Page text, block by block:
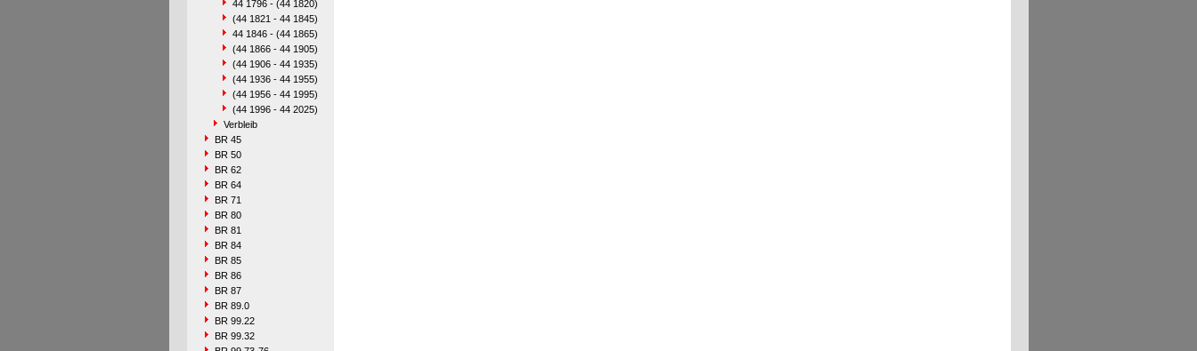
44 1796 - (44 1820)
(44 1821 - 44 1845)
44 1846 - (44 1865)
(44 1866 - 44 1905)
(44 1906 - 44 1935)
(44 1936 - 44 1955)
(44 1956 - 44 1995)
(44 1996 - 44 2025)
Verbleib
BR 45
BR 50
BR 62
BR 64
BR 71
BR 80
BR 81
BR 84
BR 85
BR 86
BR 87
BR 89.0
BR 99.22
BR 99.32